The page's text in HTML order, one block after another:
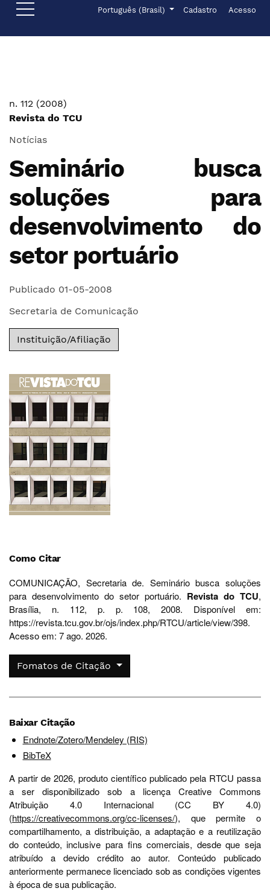
Ir para o menu de navegação principal
Ir para o conteúdo principal
Ir para o rodapé Idioma
Português (Brasil)
Menu de Cadastro Acesso
n. 112 (2008)
Revista do TCU
Notícias
Seminário busca
soluções para
desenvolvimento do
setor portuário
Publicado 01-05-2008
Secretaria de Comunicação
Instituição/Afiliação
Como Citar
COMUNICAÇÃO, Secretaria de. Seminário busca soluções
para desenvolvimento do setor portuário. Revista do TCU,
Brasília, n. 112, p. p. 108, 2008. Disponível em:
https://revista.tcu.gov.br/ojs/index.php/RTCU/article/view/398.
Acesso em: 7 ago. 2026.
Fomatos de Citação
Baixar Citação
Endnote/Zotero/Mendeley (RIS)
BibTeX
A partir de 2026, produto científico publicado pela RTCU passa
a ser disponibilizado sob a licença Creative Commons
Atribuição 4.0 Internacional (CC BY 4.0)
(https://creativecommons.org/cc-licenses/), que permite o
compartilhamento, a distribuição, a adaptação e a reutilização
do conteúdo, inclusive para fins comerciais, desde que seja
atribuído a devido crédito ao autor. Conteúdo publicado
anteriormente permanece licenciado sob as condições vigentes
à época de sua publicação.